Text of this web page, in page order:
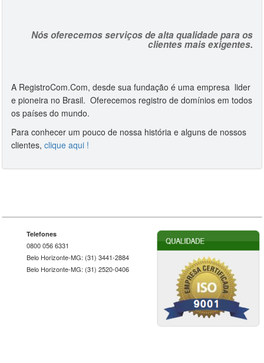
Nós oferecemos serviços de alta qualidade para os
clientes mais exigentes.
A RegistroCom.Com, desde sua fundação é uma empresa lider
e pioneira no Brasil. Oferecemos registro de domínios em todos
os países do mundo.
Para conhecer um pouco de nossa história e alguns de nossos
clientes, clique aqui !
Telefones
0800 056 6331
Belo Horizonte-MG: (31) 3441-2884
Belo Horizonte-MG: (31) 2520-0406